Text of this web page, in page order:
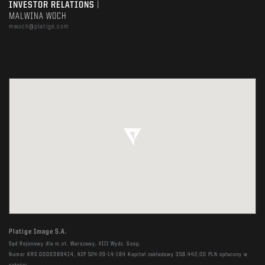
INVESTOR RELATIONS
MALWINA WOCH
mwoch@platige.com
Platige Image S.A.
Sąd Rejonowy dla m.st. Warszawy, XIII Wydz. Gosp.
Numer KRS 0000389414, NIP 524-20-14-184 Kapitał zakładowy 358.442,00 PLN opłacony w